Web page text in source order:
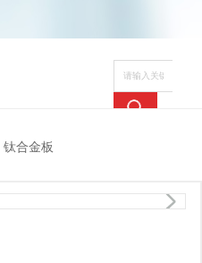
法兰 钛靶
钛合金板
4/4